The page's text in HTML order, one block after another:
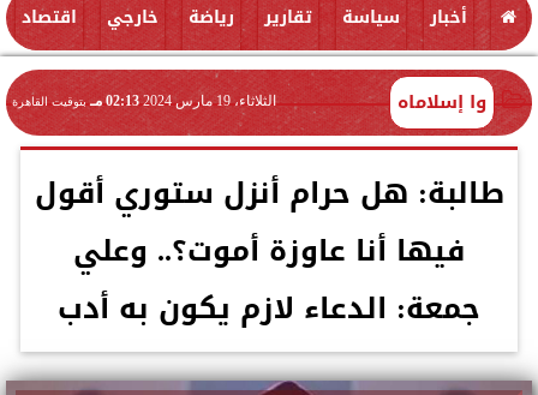
أخبار سياسة تقارير رياضة خارجي اقتصاد
وا إسلاماه الثلاثاء، 19 مارس 2024 02:13 مـ بتوقيت القاهرة
طالبة: هل حرام أنزل ستوري أقول
فيها أنا عاوزة أموت؟.. وعلي
جمعة: الدعاء لازم يكون به أدب